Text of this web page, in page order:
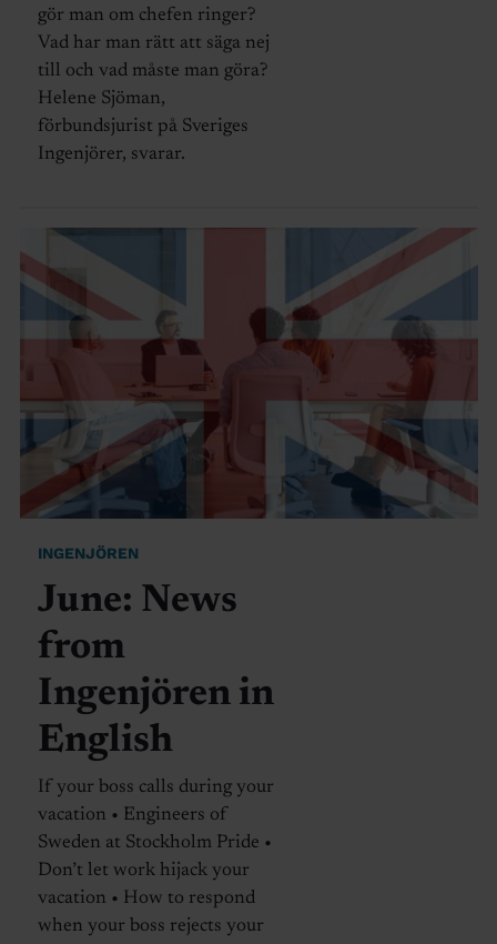
gör man om chefen ringer?
Vad har man rätt att säga nej
till och vad måste man göra?
Helene Sjöman,
förbundsjurist på Sveriges
Ingenjörer, svarar.
INGENJÖREN
June: News
from
Ingenjören in
English
If your boss calls during your
vacation • Engineers of
Sweden at Stockholm Pride •
Don’t let work hijack your
vacation • How to respond
when your boss rejects your